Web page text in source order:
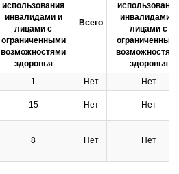
использования
инвалидами и
лицами с
ограниченными
возможностями
здоровья
Всего
использования
инвалидами и
лицами с
здоровья
1 Нет
Нет
15 Нет Нет
8 Нет Нет